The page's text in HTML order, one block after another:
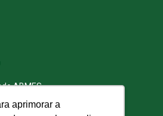
aprimorar a
ABMES